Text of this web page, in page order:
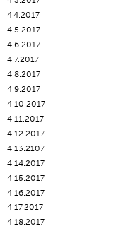
4.4.2017
4.5.2017
4.6.2017
4.7.2017
4.8.2017
4.9.2017
4.10.2017
4.11.2017
4.12.2017
4.13.2107
4.14.2017
4.15.2017
4.16.2017
4.17.2017
4.18.2017